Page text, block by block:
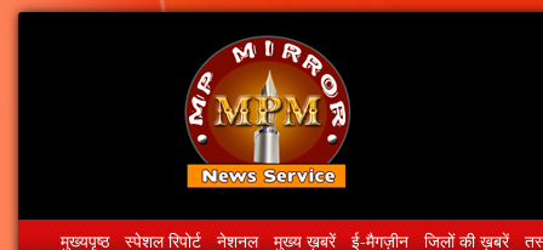
मुख्यपृष्ठ स्पेशल रिपोर्ट नेशनल मुख्य ख़बरें ई-मैगज़ीन जिलों की ख़बरें